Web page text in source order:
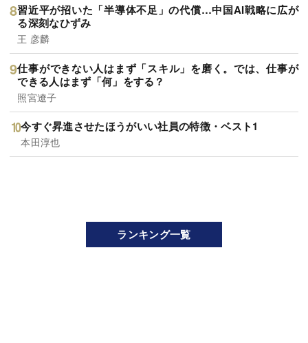
習近平が招いた「半導体不足」の代償…中国AI戦略に広が
る深刻なひずみ
王 彦麟
仕事ができない人はまず「スキル」を磨く。では、仕事が
できる人はまず「何」をする？
照宮遼子
今すぐ昇進させたほうがいい社員の特徴・ベスト1
本田淳也
ランキング一覧